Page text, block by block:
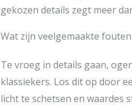
gekozen details zegt meer
Wat zijn veelgemaakte
Te vroeg in details gaan,
klassiekers. Los dit op door
licht te schetsen en waardes